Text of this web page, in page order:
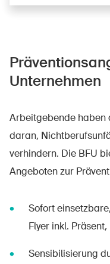
Unternehmen
Arbeitgebende haben
daran,
verhindern. Die BFU
Angeboten zur
Sofort
Flyer inkl.
Sensibilisierung